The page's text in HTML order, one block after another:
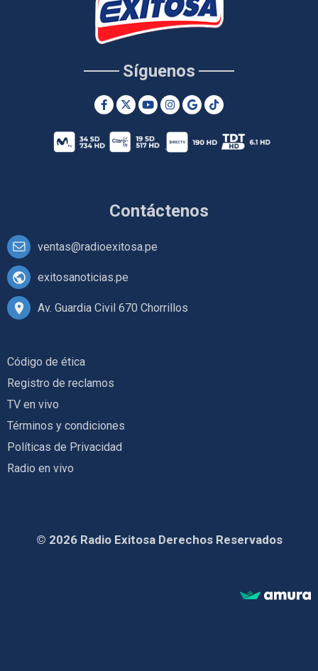
Contáctenos
ventas@radioexitosa.pe
exitosanoticias.pe
Av. Guardia Civil 670 Chorrillos
Síguenos
Código de ética
Registro de reclamos
TV en vivo
Términos y condiciones
Políticas de Privacidad
Radio en vivo
© 2026 Radio Exitosa Derechos Reservados